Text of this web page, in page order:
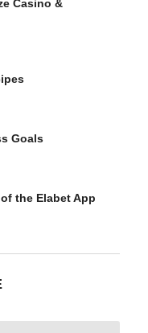
Casino &
Goals
the Elabet App